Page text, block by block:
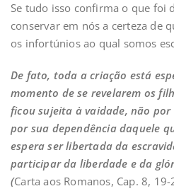
Se tudo isso confirma o que foi
conservar em nós a certeza de
os infortúnios ao qual somos
De fato, toda a criação está
momento de se revelarem os
ficou sujeita à vaidade, não
por sua dependência daquele
espera ser libertada da
participar da liberdade e da
(Carta aos Romanos, Cap. 8,